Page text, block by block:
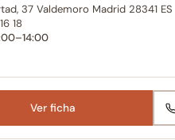
37 Valdemoro Madrid 28341 ES
18
Ver ficha